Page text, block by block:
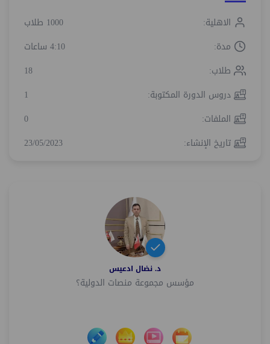
الاهلية:
1000 طلاب
مدة:
4:10 ساعات
طلاب:
18
دروس الدورة المكتوبة:
1
الملفات:
0
تاريخ الإنشاء:
23/05/2023
د. نضال ادعيس
مؤسس مجموعة منصات الدولية؟